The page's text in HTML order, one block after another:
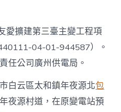
愛擴建第三臺主變工程項
04-01-944587）。
任公司廣州供電局。
白云區太和鎮年夜源北包
夜源村道，在原變電站預